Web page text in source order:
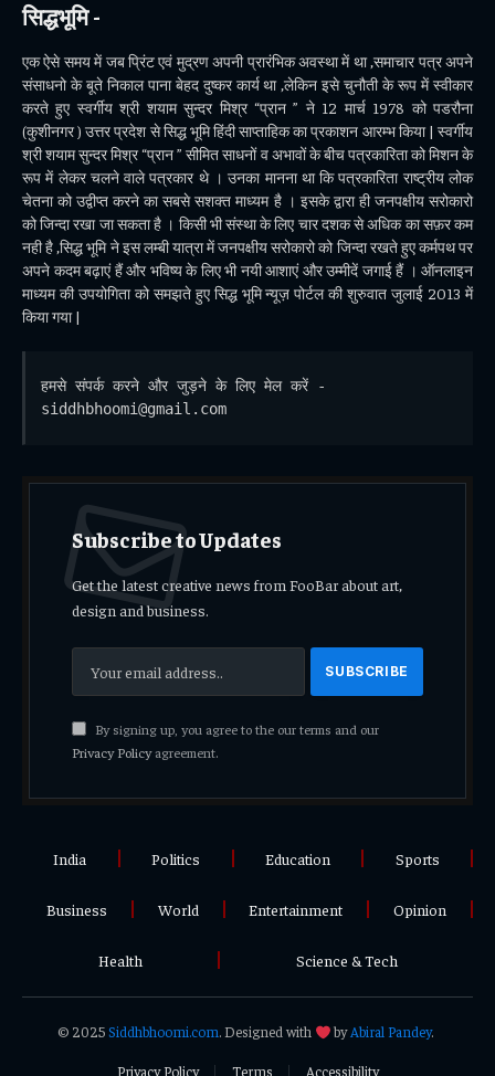
सिद्धभूमि -
एक ऐसे समय में जब प्रिंट एवं मुद्रण अपनी प्रारंभिक अवस्था में था ,समाचार पत्र अपने
संसाधनो के बूते निकाल पाना बेहद दुष्कर कार्य था ,लेकिन इसे चुनौती के रूप में स्वीकार
करते हुए स्वर्गीय श्री शयाम सुन्दर मिश्र “प्रान ” ने 12 मार्च 1978 को पडरौना
(कुशीनगर ) उत्तर प्रदेश से सिद्ध भूमि हिंदी साप्ताहिक का प्रकाशन आरम्भ किया | स्वर्गीय
श्री शयाम सुन्दर मिश्र “प्रान ” सीमित साधनों व अभावों के बीच पत्रकारिता को मिशन के
रूप में लेकर चलने वाले पत्रकार थे । उनका मानना था कि पत्रकारिता राष्ट्रीय लोक
चेतना को उद्वीप्त करने का सबसे सशक्त माध्यम है । इसके द्वारा ही जनपक्षीय सरोकारो
को जिन्दा रखा जा सकता है । किसी भी संस्था के लिए चार दशक से अधिक का सफ़र कम
नही है ,सिद्ध भूमि ने इस लम्बी यात्रा में जनपक्षीय सरोकारो को जिन्दा रखते हुए कर्मपथ पर
अपने कदम बढ़ाएं हैं और भविष्य के लिए भी नयी आशाएं और उम्मीदें जगाई हैं । ऑनलाइन
माध्यम की उपयोगिता को समझते हुए सिद्ध भूमि न्यूज़ पोर्टल की शुरुवात जुलाई 2013 में
किया गया |
हमसे संपर्क करने और जुड़ने के लिए मेल करें -
siddhbhoomi@gmail.com
Subscribe to Updates
Get the latest creative news from FooBar about art,
design and business.
By signing up, you agree to the our terms and our
Privacy Policyagreement.
India Politics Education Sports
Business World Entertainment Opinion
Health Science & Tech
© 2025Siddhbhoomi.com. Designed with byAbiral Pandey.
Privacy Policy Terms Accessibility